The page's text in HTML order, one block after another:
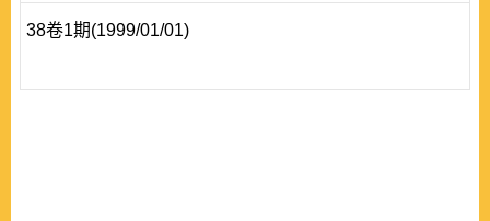
38卷1期(1999/01/01)